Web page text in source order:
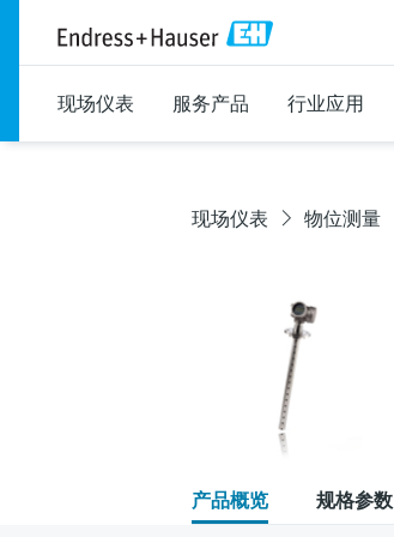
现场仪表 服务产品 行业应用
现场仪表 物位测量
产品概览 规格参数